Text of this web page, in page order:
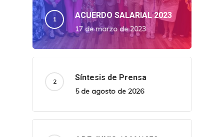
ACUERDO SALARIAL 2023
17 de marzo de 2023
Síntesis de Prensa
5 de agosto de 2026